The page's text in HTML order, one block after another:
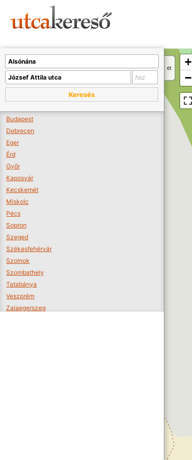
+
−
Keresés
Budapest
Debrecen
Eger
Érd
Győr
Kaposvár
Kecskemét
Miskolc
Pécs
Sopron
Szeged
Székesfehérvár
Szolnok
Szombathely
Tatabánya
Veszprém
Zalaegerszeg
A térképet kicsinyíteni kell, hogy látszódjanak a boltok.
Boltok látszódjanak >>